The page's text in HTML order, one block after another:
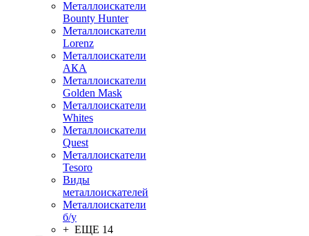
Металлоискатели
Bounty Hunter
Металлоискатели
Lorenz
Металлоискатели
АКА
Металлоискатели
Golden Mask
Металлоискатели
Whites
Металлоискатели
Quest
Металлоискатели
Tesoro
Виды
металлоискателей
Металлоискатели
б/у
+ ЕЩЕ 14